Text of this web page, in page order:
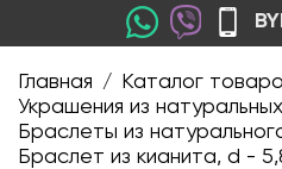
Главная / Каталог
Украшения из
Браслеты из
Браслет из кианита, d -